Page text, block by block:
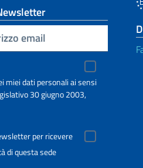
miei dati personali ai sensi
30 giugno 2003,
per ricevere
di questa sede